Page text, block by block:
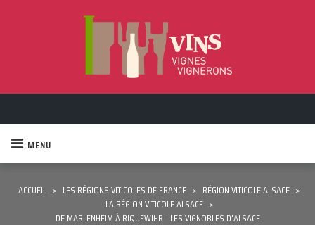
MENU
ACCUEIL > LES RÉGIONS VITICOLES DE FRANCE > RÉGION VITICOLE ALSACE >
LA RÉGION VITICOLE ALSACE >
DE MARLENHEIM À RIQUEWIHR - LES VIGNOBLES D'ALSACE